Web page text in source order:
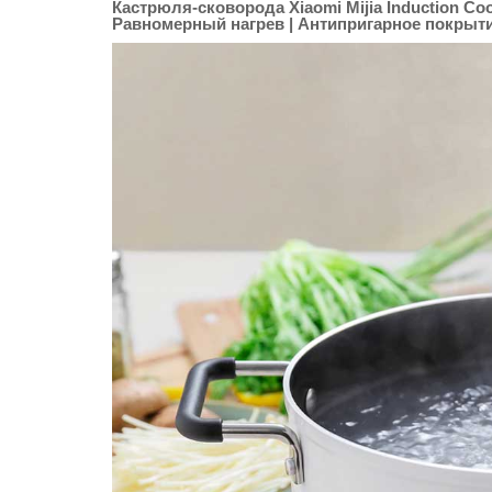
Кастрюля-сковорода Xiaomi Mijia Induction
Равномерный нагрев | Антипригарное